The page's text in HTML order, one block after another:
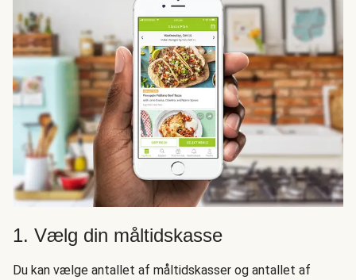
1. Vælg din måltidskasse
Du kan vælge antallet af måltidskasser og antallet af